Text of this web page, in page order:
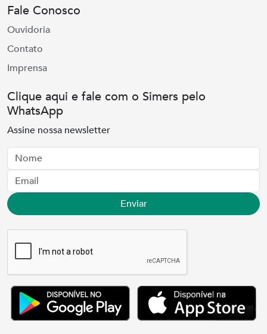
Fale Conosco
Ouvidoria
Contato
Imprensa
Clique aqui e fale com o Simers pelo
WhatsApp
Assine nossa newsletter
Nome
Email
Enviar